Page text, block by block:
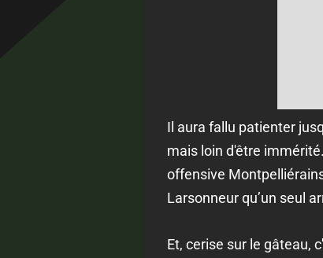
Il aura fallu patienter
mais loin d'être
offensive
Larsonneur qu’un seul
Et, cerise sur le gâteau,